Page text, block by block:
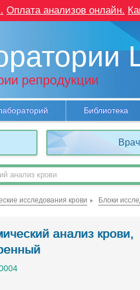
Оплата анализов онлайн.
репродукции
Библиотека
исследования крови Блоки
анализ крови,